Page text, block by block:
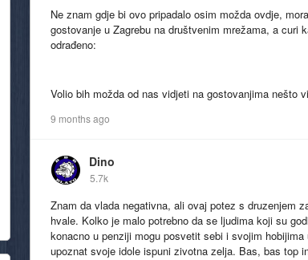
Ne znam gdje bi ovo pripadalo osim možda ovdje,
gostovanje u Zagrebu na društvenim mrežama, a curi
odrađeno:
Volio bih možda od nas vidjeti na gostovanjima nešto
9 months ago
Dino
5.7k
Znam da vlada negativna, ali ovaj potez s druzenjem
hvale. Kolko je malo potrebno da se ljudima koji su
konacno u penziji mogu posvetit sebi i svojim
upoznat svoje idole ispuni zivotna zelja. Bas, bas top